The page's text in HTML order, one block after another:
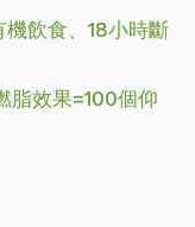
飲食、18小時斷
脂效果=100個仰